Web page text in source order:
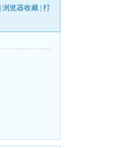
浏览器收藏| 打